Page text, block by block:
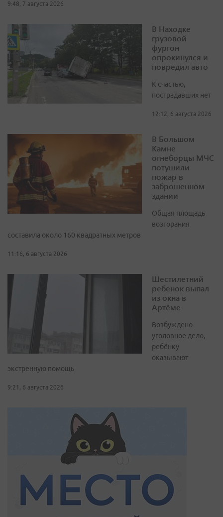
9:48, 7 августа 2026
В Находке
грузовой
фургон
опрокинулся и
повредил авто
К счастью,
пострадавших нет
12:12, 6 августа 2026
В Большом
Камне
огнеборцы МЧС
потушили
пожар в
заброшенном
здании
Общая площадь
возгорания
составила около 160 квадратных метров
11:16, 6 августа 2026
Шестилетний
ребенок выпал
из окна в
Артёме
Возбуждено
уголовное дело,
ребёнку
оказывают
экстренную помощь
9:21, 6 августа 2026